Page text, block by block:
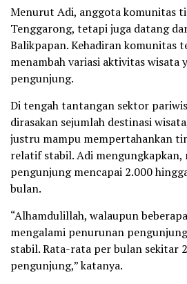
Menurut Adi, anggota komunitas
Tenggarong, tetapi juga datang
Balikpapan. Kehadiran komunitas
menambah variasi aktivitas wisata
pengunjung.
Di tengah tantangan sektor
dirasakan sejumlah destinasi
justru mampu mempertahankan
relatif stabil. Adi
pengunjung mencapai 2.000
bulan.
“Alhamdulillah, walaupun
mengalami penurunan
stabil. Rata-rata per bulan sekitar
pengunjung,” katanya.